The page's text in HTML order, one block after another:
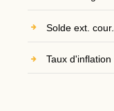
Solde ext.
Taux